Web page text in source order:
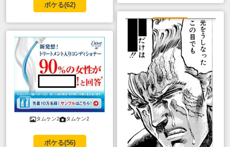
ボケる(62)
タムケン2 タムケン2
ボケる(56)